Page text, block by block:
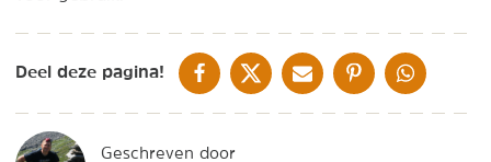
Deel deze pagina! DELEN OP FACEBOOK
DELEN OP XDELEN VIA DE MAIL
DELEN OP PINTEREST
DELEN OP
Geschreven door